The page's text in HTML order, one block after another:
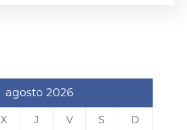
agosto 2026
X J V S D